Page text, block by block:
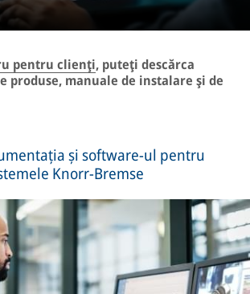
pentru clienţi, puteţi descărca
produse, manuale de instalare şi de
și software-ul pentru
Knorr-Bremse